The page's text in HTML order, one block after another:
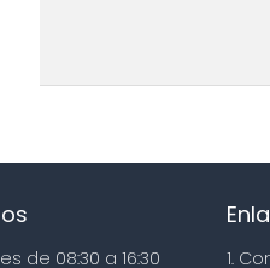
de 08:30 a 16:30 1.